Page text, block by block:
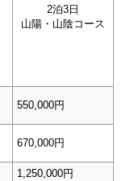
2泊3日
山陽・山陰コース
550,000円
670,000円
1,250,000円